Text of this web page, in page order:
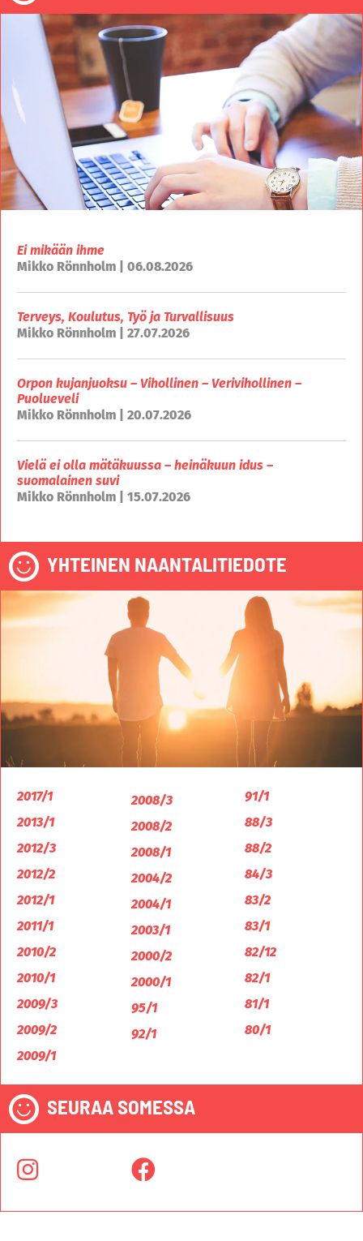
Ei mikään ihme
Mikko Rönnholm | 06.08.2026
Terveys, Koulutus, Työ ja Turvallisuus
Mikko Rönnholm | 27.07.2026
Orpon kujanjuoksu – Vihollinen – Verivihollinen –
Puolueveli
Mikko Rönnholm | 20.07.2026
Vielä ei olla mätäkuussa – heinäkuun idus –
suomalainen suvi
Mikko Rönnholm | 15.07.2026
YHTEINEN NAANTALITIEDOTE
2017/1
2013/1
2012/3
2012/2
2012/1
2011/1
2010/2
2010/1
2009/3
2009/2
2009/1
2008/3
2008/2
2008/1
2004/2
2004/1
2003/1
2000/2
2000/1
95/1
92/1
91/1
88/3
88/2
84/3
83/2
83/1
82/12
82/1
81/1
80/1
SEURAA SOMESSA